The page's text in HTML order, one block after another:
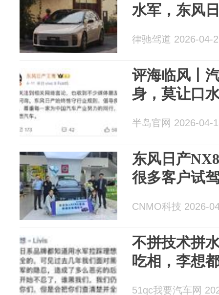
水军，东风
律驰驾道 2026-04-
评海临风丨
身，莫让口
半岛官网 2026-04-
东风日产
很多客户试
CNMO科技 2026-
不拼技术拼
吃相，李想
51qc我要汽车网